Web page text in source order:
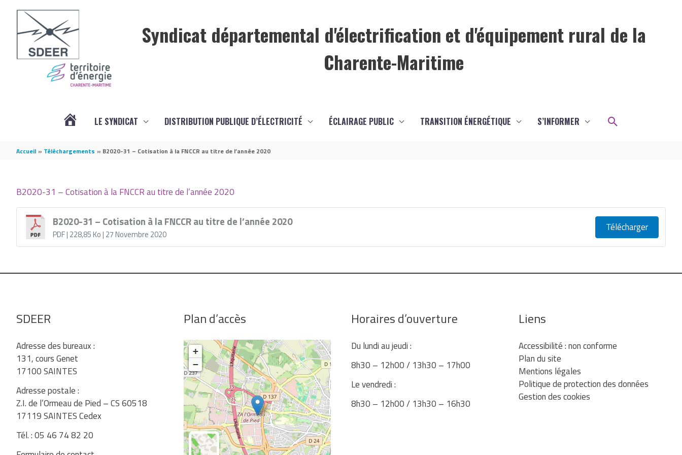
Syndicat départemental d'électrification et d'équipement rural de la
Charente-Maritime
LE SYNDICAT DISTRIBUTION PUBLIQUE D’ÉLECTRICITÉ ÉCLAIRAGE PUBLIC TRANSITION ÉNERGÉTIQUE S’INFORMER Rechercher
Accueil Téléchargements B2020-31 – Cotisation à la FNCCR au titre de l’année 2020
B2020-31 – Cotisation à la FNCCR au titre de l’année 2020
B2020-31 – Cotisation à la FNCCR au titre de l’année 2020
PDF| 228,85 Ko | 27 Novembre 2020
Télécharger
SDEER
Adresse des bureaux :
131, cours Genet
17100 SAINTES
Adresse postale :
Z.I. de l’Ormeau de Pied – CS 60518
17119 SAINTES Cedex
Tél. : 05 46 74 82 20
Plan d’accès
+
−
Horaires d’ouverture
Du lundi au jeudi :
8h30 – 12h00 / 13h30 – 17h00
Le vendredi :
8h30 – 12h00 / 13h30 – 16h30
Liens
Accessibilité : non conforme
Plan du site
Mentions légales
Politique de protection des données
Gestion des cookies